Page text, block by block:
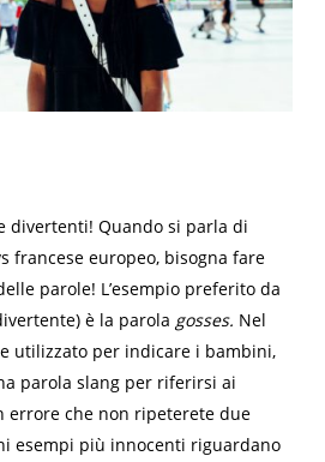
divertenti! Quando si parla di
francese europeo, bisogna fare
parole! L’esempio preferito da
è la parola gosses. Nel
utilizzato per indicare i bambini,
parola slang per riferirsi ai
errore che non ripeterete due
esempi più innocenti riguardano